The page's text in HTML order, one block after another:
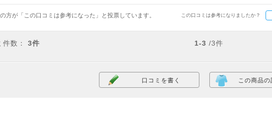
この口コミは参考になりましたか？
の方が「この口コミは参考になった」と投票しています。
件数： 3件 1-3 /3件
口コミを書く この商品の